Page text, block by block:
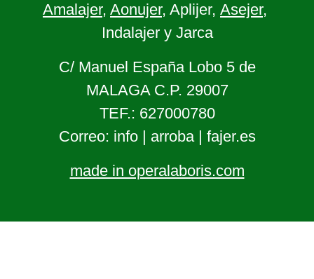
Amalajer, Aonujer, Aplijer, Asejer,
Indalajer y Jarca
C/ Manuel España Lobo 5 de
MALAGA C.P. 29007
TEF.: 627000780
Correo: info | arroba | fajer.es
made in operalaboris.com